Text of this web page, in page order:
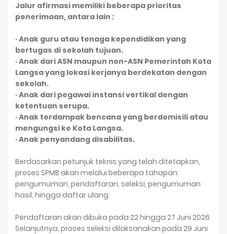
Jalur afirmasi memiliki beberapa prioritas
penerimaan, antara lain :
· Anak guru atau tenaga kependidikan yang
bertugas di sekolah tujuan.
· Anak dari ASN maupun non-ASN Pemerintah Kota
Langsa yang lokasi kerjanya berdekatan dengan
sekolah.
· Anak dari pegawai instansi vertikal dengan
ketentuan serupa.
· Anak terdampak bencana yang berdomisili atau
mengungsi ke Kota Langsa.
· Anak penyandang disabilitas.
Berdasarkan petunjuk teknis yang telah ditetapkan,
proses SPMB akan melalui beberapa tahapan:
pengumuman, pendaftaran, seleksi, pengumuman
hasil, hingga daftar ulang.
Pendaftaran akan dibuka pada 22 hingga 27 Juni 2026.
Selanjutnya, proses seleksi dilaksanakan pada 29 Juni